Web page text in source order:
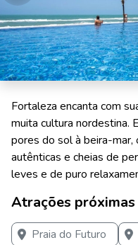
Fortaleza encanta com
muita cultura nordestina.
pores do sol à beira-
autênticas e cheias de
leves e de puro
Atrações
Praia do Futuro